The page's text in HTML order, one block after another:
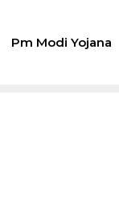
Pm Modi Yojana